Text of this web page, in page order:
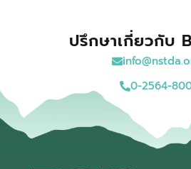
ปรึกษาเกี่ยวกับ
0-2564-